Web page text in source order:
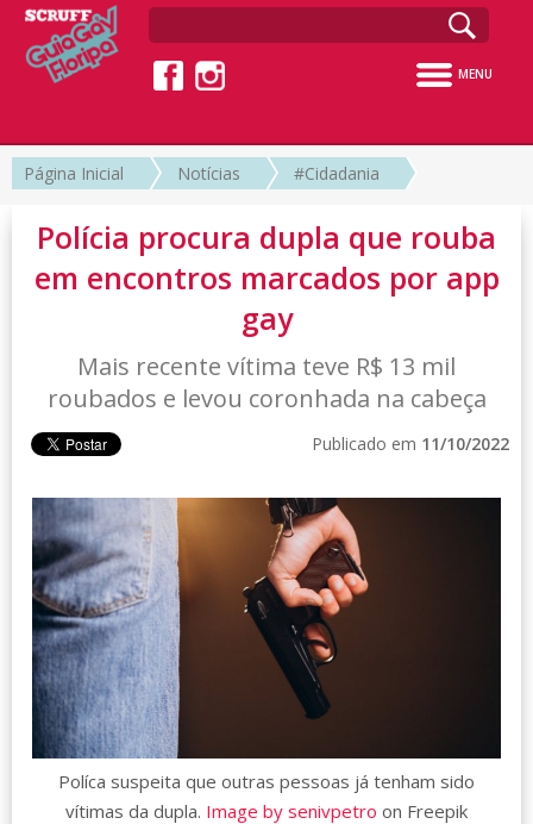
MENU
Página Inicial Notícias #Cidadania
Polícia procura dupla que rouba
em encontros marcados por app
gay
Mais recente vítima teve R$ 13 mil
roubados e levou coronhada na cabeça
Publicado em 11/10/2022
Políca suspeita que outras pessoas já tenham sido
vítimas da dupla. Image by senivpetro on Freepik